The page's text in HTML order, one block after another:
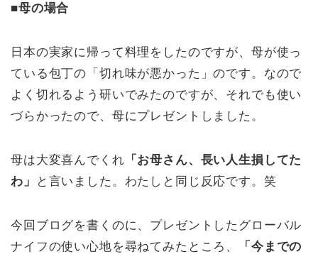
■母の場合
日本の実家に帰って料理をしたのですが、母が使っ
ている包丁の「切れ味が悪かった」のです。なので
よく切れるよう研いでみたのですが、それでも使い
づらかったので、母にプレゼントしました。
母は大変喜んでくれ 「お母さん、長い人生損してた
わ」
と言いました。わたしと同じ反応です。笑
今回ブログを書くのに、プレゼントしたグローバル
ナイフの使い心地を尋ねてみたところ、
「今までの